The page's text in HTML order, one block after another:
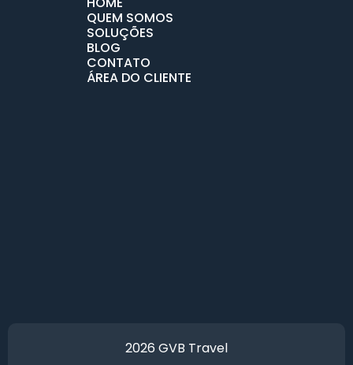
QUEM SOMOS
SOLUÇÕES
BLOG
CONTATO
ÁREA DO CLIENTE
2026 GVB Travel